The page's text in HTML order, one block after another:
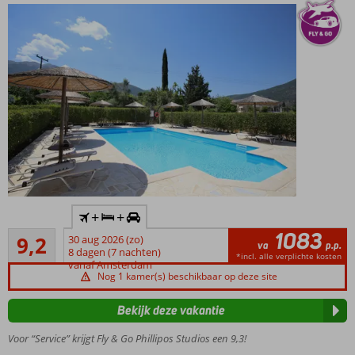
Op
loopafstand
levendige
centrum
van Nidri
Uitstekend
9,2
Uitstekend
43
beoordelingen
+ +
30 aug 2026 (zo)
8 dagen (7 nachten)
vanaf Amsterdam
va 1083 p.p.
*incl. alle verplichte kosten
Nog 1 kamer(s) beschikbaar op deze site
Voor “Service” krijgt Fly & Go Phillipos Studios een 9,3!
Bekijk deze vakantie